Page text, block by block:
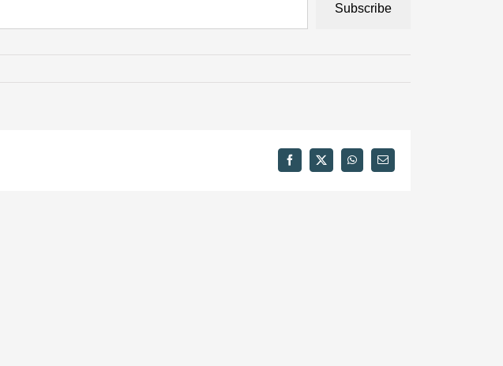
Subscribe
Facebook
X WhatsAppEmail